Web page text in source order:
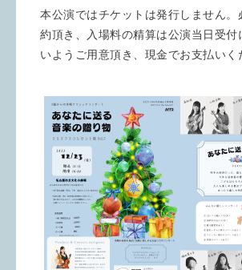
本公演ではチケットは発行しません。
約頂き、入場料の精算は公演当日受付
いようご用意頂き、現金でお支払いく